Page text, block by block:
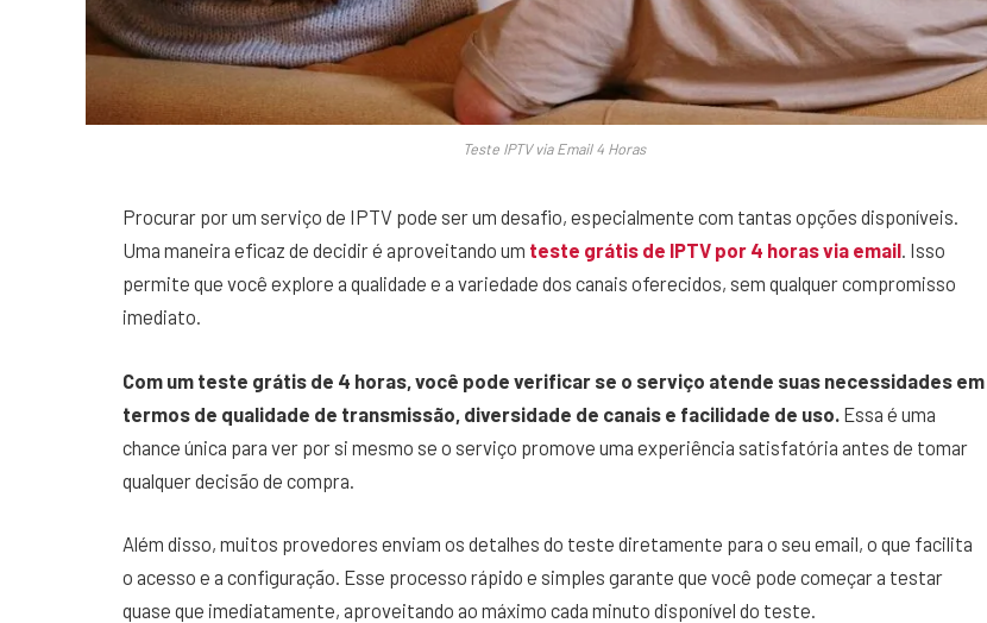
Teste IPTV via Email 4 Horas
Procurar por um serviço de IPTV pode ser um desafio, especialmente com tantas opções disponíveis.
Uma maneira eficaz de decidir é aproveitando um teste grátis de IPTV por 4 horas via email. Isso
permite que você explore a qualidade e a variedade dos canais oferecidos, sem qualquer compromisso
imediato.
Com um teste grátis de 4 horas, você pode verificar se o serviço atende suas necessidades em
termos de qualidade de transmissão, diversidade de canais e facilidade de uso. Essa é uma
chance única para ver por si mesmo se o serviço promove uma experiência satisfatória antes de tomar
qualquer decisão de compra.
Além disso, muitos provedores enviam os detalhes do teste diretamente para o seu email, o que facilita
o acesso e a configuração. Esse processo rápido e simples garante que você pode começar a testar
quase que imediatamente, aproveitando ao máximo cada minuto disponível do teste.